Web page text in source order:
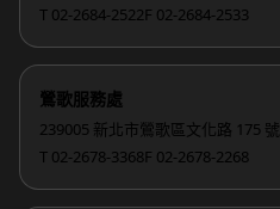
T 02-2684-2522F 02-2684-2533
鶯歌服務處
239005 新北市鶯歌區文化路 175 號
T 02-2678-3368F 02-2678-2268